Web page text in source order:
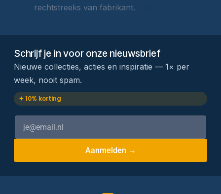
rechtstreeks van fabrikant.
Schrijf je in voor onze nieuwsbrief
Nieuwe collecties, acties en inspiratie — 1× per
week, nooit spam.
✦ 10% korting
Aanmelden →